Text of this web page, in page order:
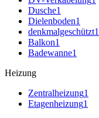
Dusche1
Dielenboden1
denkmalgeschützt1
Balkon1
Badewanne1
Heizung
Zentralheizung1
Etagenheizung1